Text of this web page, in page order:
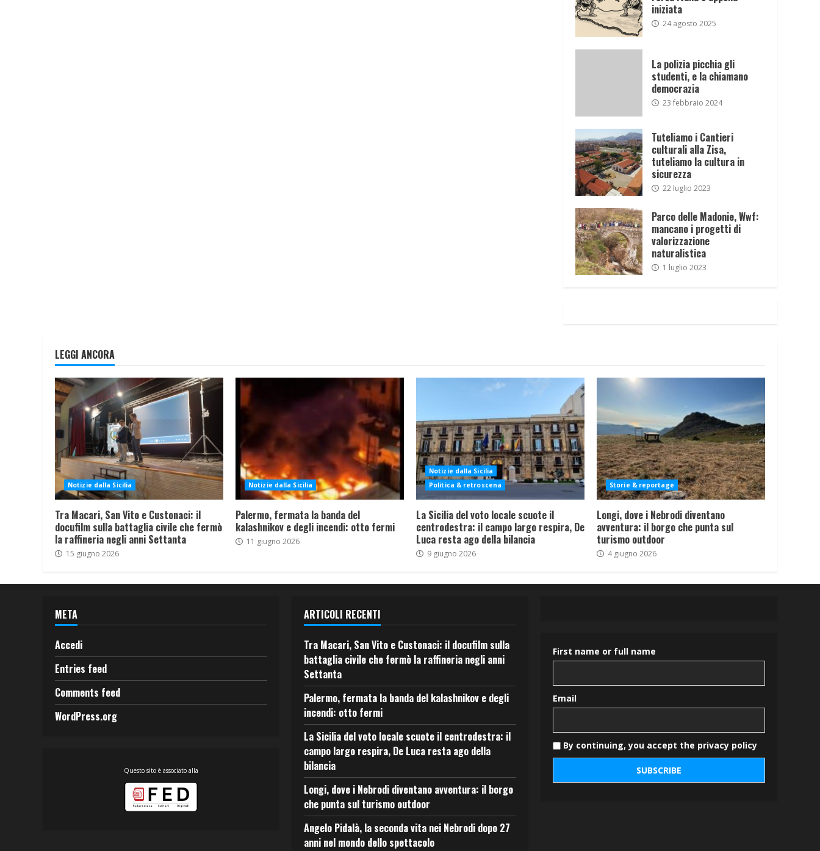
iniziata
24 agosto 2025
La polizia picchia gli
studenti, e la chiamano
democrazia
23 febbraio 2024
Tuteliamo i Cantieri
culturali alla Zisa,
tuteliamo la cultura in
sicurezza
22 luglio 2023
Parco delle Madonie, Wwf:
mancano i progetti di
valorizzazione
naturalistica
1 luglio 2023
LEGGI ANCORA
Notizie dalla Sicilia
Tra Macari, San Vito e Custonaci: il
docufilm sulla battaglia civile che fermò
la raffineria negli anni Settanta
15 giugno 2026
Notizie dalla Sicilia
Palermo, fermata la banda del
kalashnikov e degli incendi: otto fermi
11 giugno 2026
Notizie dalla Sicilia
Politica & retroscena
La Sicilia del voto locale scuote il
centrodestra: il campo largo respira, De
Luca resta ago della bilancia
9 giugno 2026
Storie & reportage
Longi, dove i Nebrodi diventano
avventura: il borgo che punta sul
turismo outdoor
4 giugno 2026
META
Accedi
Entries feed
Comments feed
WordPress.org
Questo sito è associato alla
ARTICOLI RECENTI
Tra Macari, San Vito e Custonaci: il docufilm sulla
battaglia civile che fermò la raffineria negli anni
Settanta
Palermo, fermata la banda del kalashnikov e degli
incendi: otto fermi
La Sicilia del voto locale scuote il centrodestra: il
campo largo respira, De Luca resta ago della
bilancia
Longi, dove i Nebrodi diventano avventura: il borgo
che punta sul turismo outdoor
Angelo Pidalà, la seconda vita nei Nebrodi dopo 27
anni nel mondo dello spettacolo
First name or full name
Email
By continuing, you accept the privacy policy